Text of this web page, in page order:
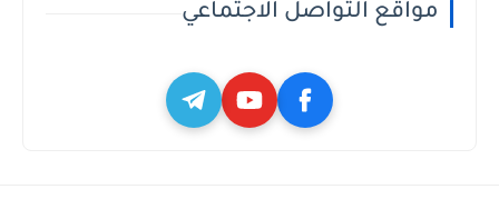
مواقع التواصل الاجتماعي